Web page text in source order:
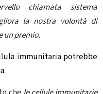
chiamata sistema
la nostra volontà di
un premio.
immunitaria potrebbe
.